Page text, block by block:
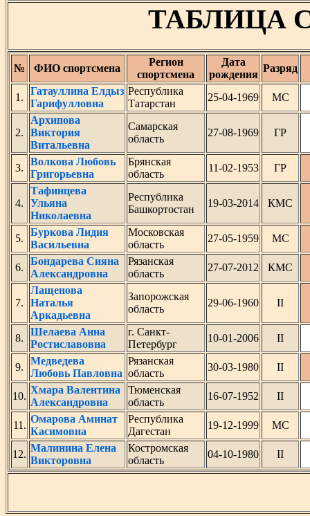
ТАБЛИЦА
№ ФИО спортсмена
Регион
спортсмена
Дата
рождения
Разряд
1.
Гатауллина Елдыз
Гарифулловна
Республика
Татарстан
25-04-1969 МС
2.
Архипова
Виктория
Витальевна
Самарская
область
27-08-1969 ГР
3.
Волкова Любовь
Григорьевна
Брянская
область
11-02-1953 ГР
4.
Тафинцева
Ульяна
Николаевна
Республика
Башкортостан
19-03-2014 КМС
5.
Буркова Лидия
Васильевна
Московская
область
27-05-1959 МС
6.
Бондарева Сияна
Александровна
Рязанская
область
27-07-2012 КМС
7.
Лащенова
Наталья
Аркадьевна
Запорожская
область
29-06-1960 II
8.
Шелаева Анна
Ростиславовна
г. Санкт-
Петербург
10-01-2006 II
9.
Медведева
Любовь Павловна
Рязанская
область
30-03-1980 II
10.
Хмара Валентина
Александровна
Тюменская
область
16-07-1952 II
11.
Омарова Аминат
Касимовна
Республика
Дагестан
19-12-1999 МС
12.
Малинина Елена
Викторовна
Костромская
область
04-10-1980 II